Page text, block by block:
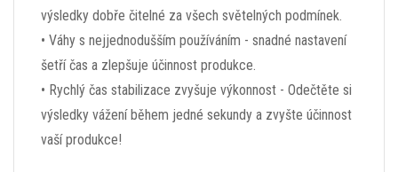
výsledky dobře čitelné za všech světelných podmínek.
• Váhy s nejjednodušším používáním - snadné nastavení
šetří čas a zlepšuje účinnost produkce.
• Rychlý čas stabilizace zvyšuje výkonnost - Odečtěte si
výsledky vážení během jedné sekundy a zvyšte účinnost
vaší produkce!